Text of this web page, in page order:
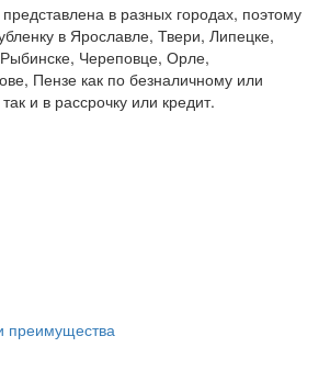
в разных городах, поэтому
в Ярославле, Твери, Липецке,
Череповце, Орле,
Пензе как по безналичному или
и в рассрочку или кредит.